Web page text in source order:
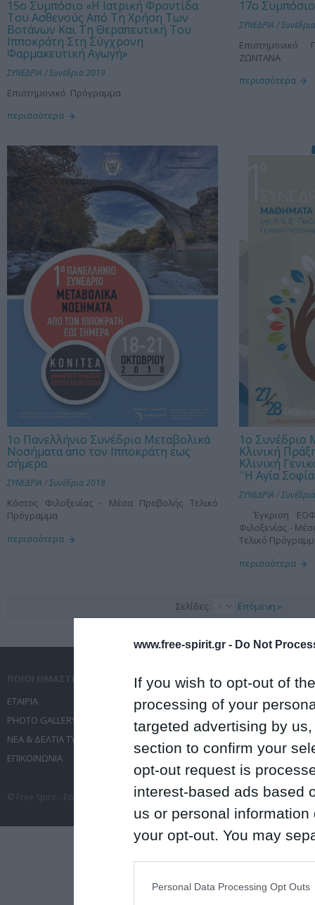
www.free-spirit.gr - Do Not
If you wish to opt-out of
processing of your
targeted advertising by
section to confirm your
opt-out request is
interest-based ads based
us or personal
your opt-out. You may
Personal Data Processing Opt Outs
15ο Συμπόσιο «Η Ιατρική Φροντίδα
Του Ασθενούς Από Τη Χρήση Των
Βοτάνων Και Τη Θεραπευτική Του
Ιπποκράτη Στη Σύγχρονη
Φαρμακευτική Αγωγή»
ΣΥΝΕΔΡΙΑ /Συνέδρια 2019
Επιστημονικό Πρόγραμμα
περισσότερα
17ο
ΣΥΝΕΔΡΙΑ /
Επιστημονικό
ΖΩΝΤΑΝΑ
περισσότερα
1ο Πανελλήνιο Συνέδριο Μεταβολικά
Νοσήματα απο τον Ιπποκράτη εως
σήμερα
ΣΥΝΕΔΡΙΑ /Συνέδρια 2018
Κόστος Φιλοξενίας - Μέσα Προβολής Τελικό
Πρόγραμμα
περισσότερα
1ο Συνέδριο
Κλινική
Κλινική
''Η Αγία
ΣΥΝΕΔΡΙΑ /
Έγκριση
Φιλοξενίας -
Τελικό
περισσότερα
Σελίδες: Επόμενη »
ΕΤΑΙΡΙΑ
PHOTO GALLERY
ΝΕΑ & ΔΕΛΤΙΑ ΤΥΠΟΥ
ΕΠΙΚΟΙΝΩΝΙΑ
ΤΙ ΚΑΝΟΥΜΕ
ΥΠΗΡΕΣΙΕΣ ΕΠΙΚΟΙΝΩΝΙΑΣ
ΔΙΟΡΓΑΝΩΣΗ ΕΚΔΗΛΩΣΕΩΝ
© Free Spirit - Επικοινωνία - Οργάνωση Εκδηλώσεων - Ταξίδια 2012-2026